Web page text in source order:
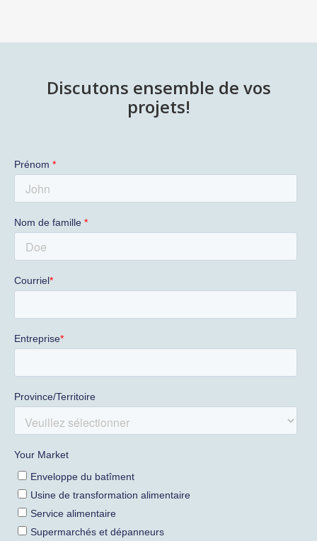
Discutons ensemble de vos
projets!